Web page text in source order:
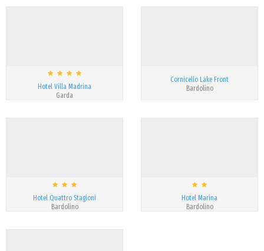
Hotel Villa Madrina
Garda
Cornicello Lake Front
Bardolino
Hotel Quattro Stagioni
Bardolino
Hotel Marina
Bardolino